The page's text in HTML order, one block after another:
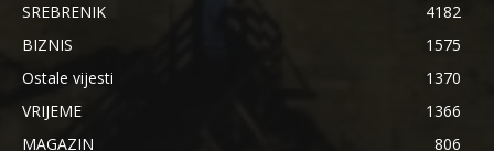
SREBRENIK
4182
BIZNIS
1575
Ostale vijesti
1370
VRIJEME
1366
MAGAZIN
806